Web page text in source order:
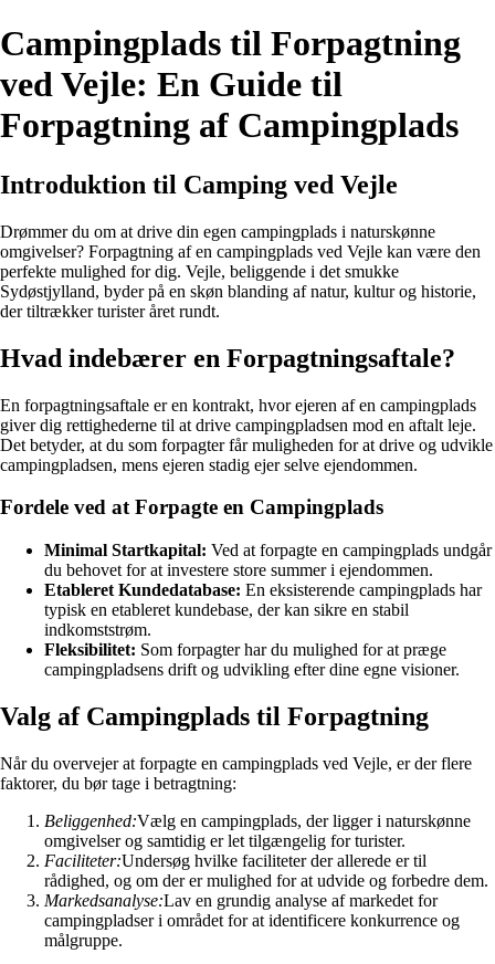
Campingplads til Forpagtning
ved Vejle: En Guide til
Forpagtning af Campingplads
Introduktion til Camping ved Vejle
Drømmer du om at drive din egen campingplads i naturskønne
omgivelser? Forpagtning af en campingplads ved Vejle kan være den
perfekte mulighed for dig. Vejle, beliggende i det smukke
Sydøstjylland, byder på en skøn blanding af natur, kultur og historie,
der tiltrækker turister året rundt.
Hvad indebærer en Forpagtningsaftale?
En forpagtningsaftale er en kontrakt, hvor ejeren af en campingplads
giver dig rettighederne til at drive campingpladsen mod en aftalt leje.
Det betyder, at du som forpagter får muligheden for at drive og udvikle
campingpladsen, mens ejeren stadig ejer selve ejendommen.
Fordele ved at Forpagte en Campingplads
Minimal Startkapital: Ved at forpagte en campingplads undgår
du behovet for at investere store summer i ejendommen.
Etableret Kundedatabase: En eksisterende campingplads har
typisk en etableret kundebase, der kan sikre en stabil
indkomststrøm.
Fleksibilitet: Som forpagter har du mulighed for at præge
campingpladsens drift og udvikling efter dine egne visioner.
Valg af Campingplads til Forpagtning
Når du overvejer at forpagte en campingplads ved Vejle, er der flere
faktorer, du bør tage i betragtning:
Beliggenhed:Vælg en campingplads, der ligger i naturskønne
omgivelser og samtidig er let tilgængelig for turister.
Faciliteter:Undersøg hvilke faciliteter der allerede er til
rådighed, og om der er mulighed for at udvide og forbedre dem.
Markedsanalyse:Lav en grundig analyse af markedet for
campingpladser i området for at identificere konkurrence og
målgruppe.